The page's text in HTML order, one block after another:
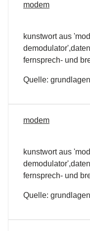
modem
kunstwort aus
fernsprech- und
Quelle:
modem
kunstwort aus
fernsprech- und
Quelle: